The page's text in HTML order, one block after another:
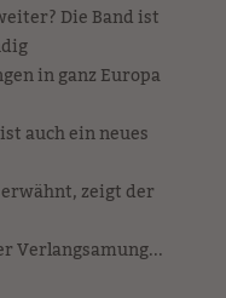
Die Band ist
in ganz Europa
auch ein neues
zeigt der
Verlangsamung...